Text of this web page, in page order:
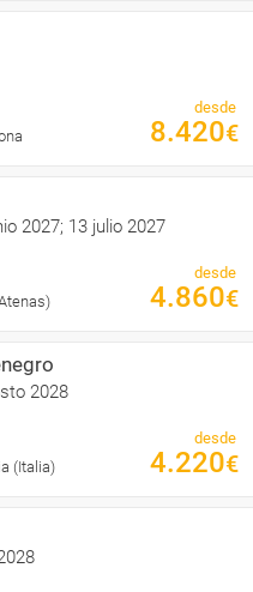
desde
8.420€
2027; 13 julio 2027
desde
4.860€
2028
(Italia)
desde
4.220€